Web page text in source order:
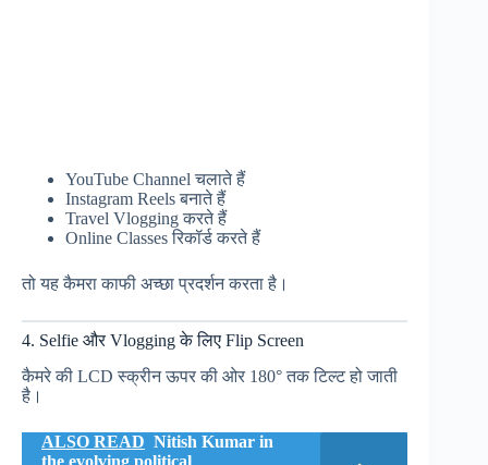
YouTube Channel चलाते हैं
Instagram Reels बनाते हैं
Travel Vlogging करते हैं
Online Classes रिकॉर्ड करते हैं
तो यह कैमरा काफी अच्छा प्रदर्शन करता है।
4. Selfie और Vlogging के लिए Flip Screen
कैमरे की LCD स्क्रीन ऊपर की ओर 180° तक टिल्ट हो जाती
है।
ALSO READ Nitish Kumar in
the evolving political